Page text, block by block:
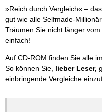
»Reich durch Vergleich« –
gut wie alle Selfmade-
Träumen Sie nicht länger
einfach!
Auf CD-ROM finden Sie alle
So können Sie, lieber Leser,
einbringende Vergleiche